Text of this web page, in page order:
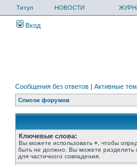
Титул НОВОСТИ
Вход
Сообщения без ответов | Активные
Список форумов
Ключевые слова:
Вы можете использовать + , чтобы
быть не должно. Вы можете разделить
для частичного совпадения.